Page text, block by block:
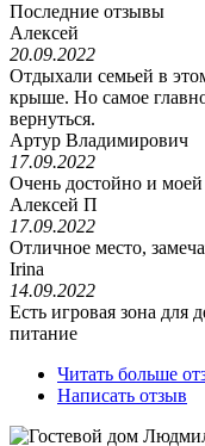
Последние отзывы
Алексей
20.09.2022
Отдыхали семьей в
крыше. Но самое
вернуться.
Артур Владимирович
17.09.2022
Очень достойно и моей
Алексей П
17.09.2022
Отличное место,
Irina
14.09.2022
Есть игровая зона для
питание
Читать больше
Написать отзыв